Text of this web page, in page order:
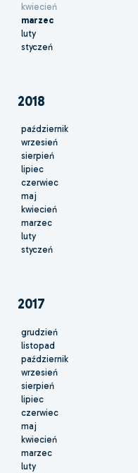
kwiecień
marzec
luty
styczeń
2018
październik
wrzesień
sierpień
lipiec
czerwiec
maj
kwiecień
marzec
luty
styczeń
2017
grudzień
listopad
październik
wrzesień
sierpień
lipiec
czerwiec
maj
kwiecień
marzec
luty